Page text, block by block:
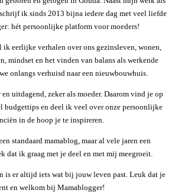
ik sinds 2013 bijna iedere dag met veel liefde
hét persoonlijke platform voor moeders!
ik eerlijke verhalen over ons gezinsleven, wonen,
mindset en het vinden van balans als werkende
onlangs verhuisd naar een nieuwbouwhuis.
uitdagend, zeker als moeder. Daarom vind je op
budgettips en deel ik veel over onze persoonlijke
in de hoop je te inspireren.
standaard mamablog, maar al vele jaren een
dat ik graag met je deel en met mij meegroeit.
is er altijd iets wat bij jouw leven past. Leuk dat je
en welkom bij Mamablogger!